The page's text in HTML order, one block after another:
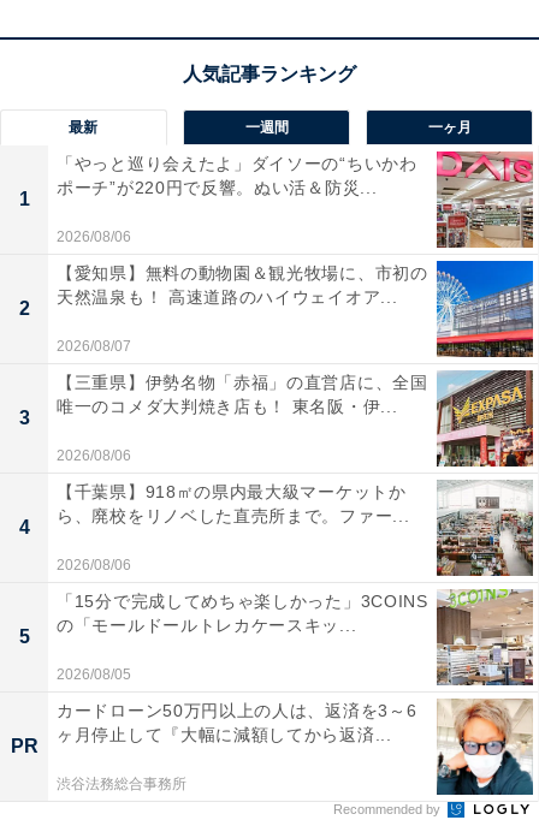
最新 一週間 一ヶ月
1
「やっと巡り会えたよ」ダイソーの“ちいかわ
ポーチ”が220円で反響。ぬい活＆防災...
2026/08/06
2
【愛知県】無料の動物園＆観光牧場に、市初の
天然温泉も！ 高速道路のハイウェイオア...
2026/08/07
3
【三重県】伊勢名物「赤福」の直営店に、全国
唯一のコメダ大判焼き店も！ 東名阪・伊...
2026/08/06
4
【千葉県】918㎡の県内最大級マーケットか
ら、廃校をリノベした直売所まで。ファー...
2026/08/06
5
「15分で完成してめちゃ楽しかった」3COINS
の「モールドールトレカケースキッ...
2026/08/05
PR
カードローン50万円以上の人は、返済を3～6
ヶ月停止して『大幅に減額してから返済...
渋谷法務総合事務所
Recommended by